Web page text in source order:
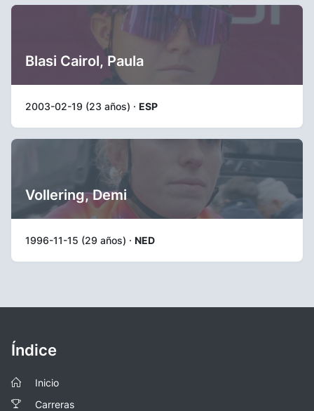
Blasi Cairol, Paula
2003-02-19 (23 años) · ESP
Vollering, Demi
1996-11-15 (29 años) · NED
Índice
Inicio
Carreras